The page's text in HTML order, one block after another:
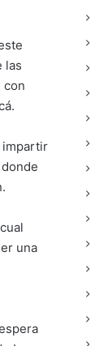
las
con
impartir
una